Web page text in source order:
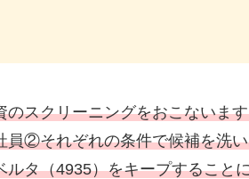
スクリーニングをおこないま
②それぞれの条件で候補を洗
ルタ（4935）をキープすること